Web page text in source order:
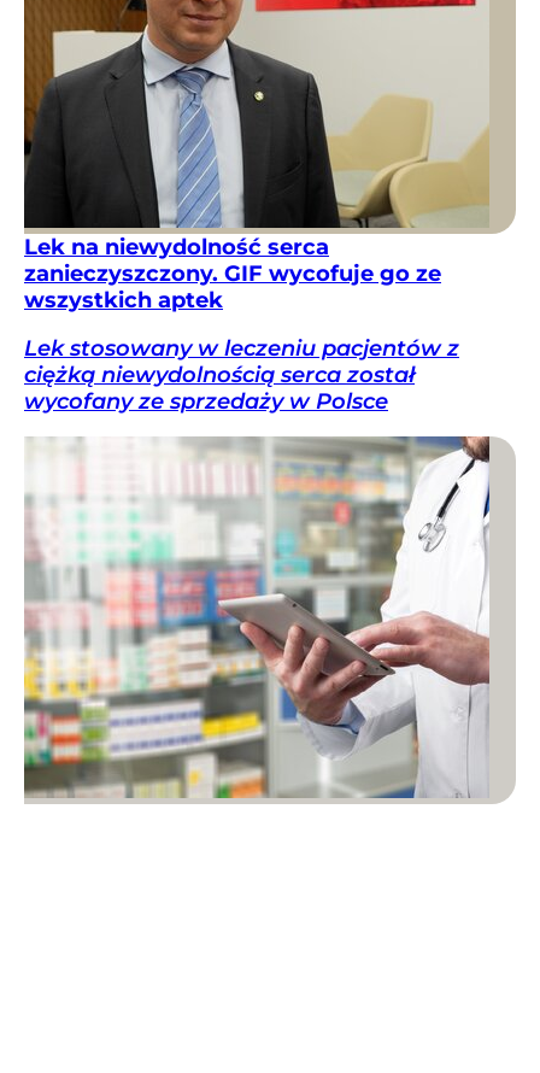
Lek na niewydolność serca
zanieczyszczony. GIF wycofuje go ze
wszystkich aptek
Lek stosowany w leczeniu pacjentów z
ciężką niewydolnością serca został
wycofany ze sprzedaży w Polsce